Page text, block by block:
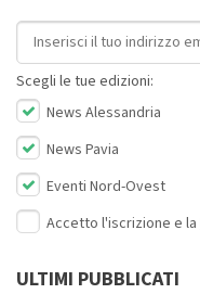
Indirizzo email
Scegli le tue edizioni:
News Alessandria
News Pavia
Eventi Nord-Ovest
Accetto l'iscrizione e la
ULTIMI PUBBLICATI